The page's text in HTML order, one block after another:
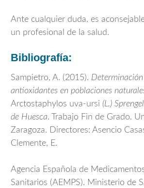
Ante cualquier duda, es
un profesional de la salud.
Bibliografía:
Sampietro, A. (2015).
antioxidantes en poblaciones
Arctostaphylos uva-ursi (L.)
de Huesca. Trabajo Fin de Grado.
Zaragoza. Directores: Asencio
Clemente, E.
Agencia Española de
Sanitarios (AEMPS). Ministerio de